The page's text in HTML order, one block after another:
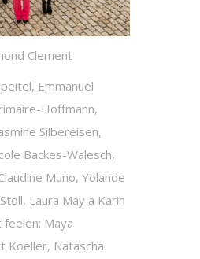
Clement
Emmanuel
Hoffmann,
Silbereisen,
Backes-Walesch,
Muno, Yolande
Laura May a Karin
Maya
Koeller, Natascha